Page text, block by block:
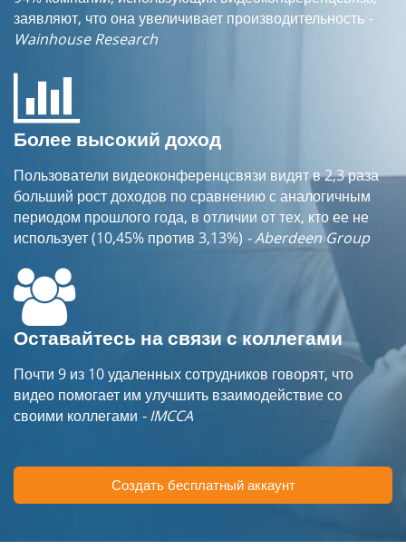
заявляют, что она увеличивает производительность -
Wainhouse Research
Более высокий доход
Пользователи видеоконференцсвязи видят в 2,3 раза
больший рост доходов по сравнению с аналогичным
периодом прошлого года, в отличии от тех, кто ее не
использует (10,45% против 3,13%) - Aberdeen Group
Оставайтесь на связи с коллегами
Почти 9 из 10 удаленных сотрудников говорят, что
видео помогает им улучшить взаимодействие со
своими коллегами - IMCCA
Создать бесплатный аккаунт